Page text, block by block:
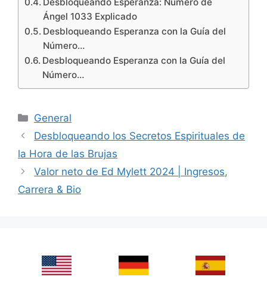
Ángel 1033 Explicado
Desbloqueando Esperanza con la Guía del
Número…
Desbloqueando Esperanza con la Guía del
Número…
Categories
General
Desbloqueando los Secretos Espirituales de
la Hora de las Brujas
Valor neto de Ed Mylett 2024 | Ingresos,
Carrera & Bio